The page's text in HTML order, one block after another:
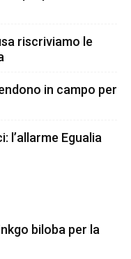
riscriviamo le
in campo per
l’allarme Egualia
biloba per la